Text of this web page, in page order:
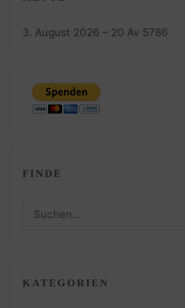
3. August 2026 – 20 Av 5786
FINDE
Suchen
KATEGORIEN